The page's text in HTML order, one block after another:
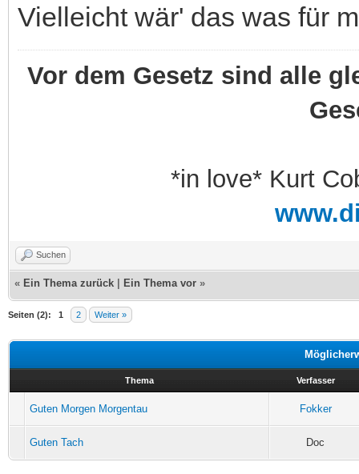
Vielleicht wär' das was für
Vor dem Gesetz sind alle
*in love* Kurt
Suchen
« Ein Thema zurück Ein Thema vor »
Seiten (2): 1 2 Weiter »
Thema Verfasser
Guten Morgen Morgentau Fokker
Guten Tach Doc